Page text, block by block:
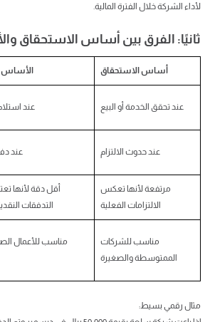
لأداء الشركة خلال الفترة المالية.
ثانيًا: الفرق بين أساس الاستحقاق
الأساس
عند
عند
أقل دقة لأنها
التدفقات
مرتفعة لأنها تعكس
الالتزامات الفعلية
مناسب للأعمال
مناسب للشركات
الممتوسطة والصغيرة
مثال رقمي بسيط: